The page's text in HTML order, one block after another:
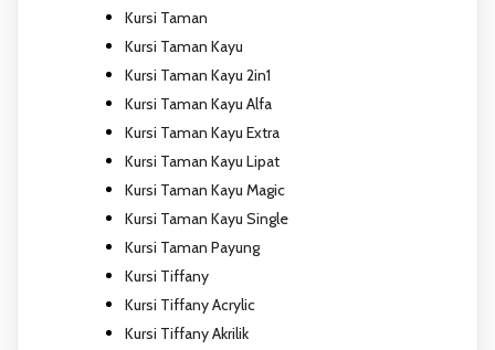
Kursi Taman
Kursi Taman Kayu
Kursi Taman Kayu 2in1
Kursi Taman Kayu Alfa
Kursi Taman Kayu Extra
Kursi Taman Kayu Lipat
Kursi Taman Kayu Magic
Kursi Taman Kayu Single
Kursi Taman Payung
Kursi Tiffany
Kursi Tiffany Acrylic
Kursi Tiffany Akrilik